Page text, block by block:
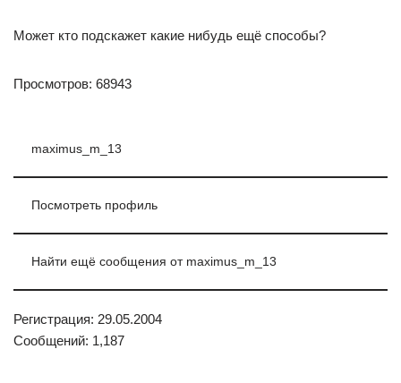
Может кто подскажет какие нибудь ещё способы?
Просмотров: 68943
maximus_m_13
Посмотреть профиль
Найти ещё сообщения от maximus_m_13
Регистрация: 29.05.2004
Сообщений: 1,187